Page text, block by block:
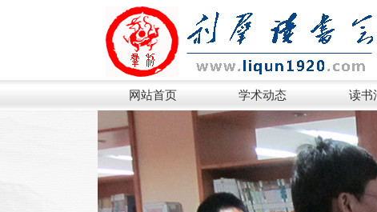
网站首页 学术动态 读书